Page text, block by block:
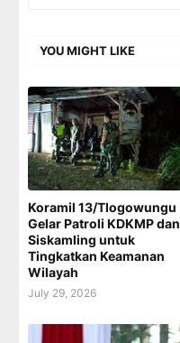
YOU MIGHT LIKE
Koramil 13/Tlogowungu
Gelar Patroli KDKMP dan
Siskamling untuk
Tingkatkan Keamanan
Wilayah
July 29, 2026